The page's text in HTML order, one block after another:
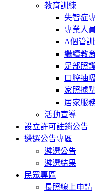
教育訓練
失智症
專業人
A個管
繼續教
足部照
口腔抽
家照據
居家服
活動宣導
設立許可註銷公告
遴選公告專區
遴選公告
遴選結果
民眾專區
長照線上申請